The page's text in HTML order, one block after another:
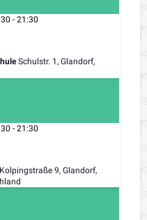
- 21:30
Schulstr. 1, Glandorf,
- 21:30
Kolpingstraße 9, Glandorf,